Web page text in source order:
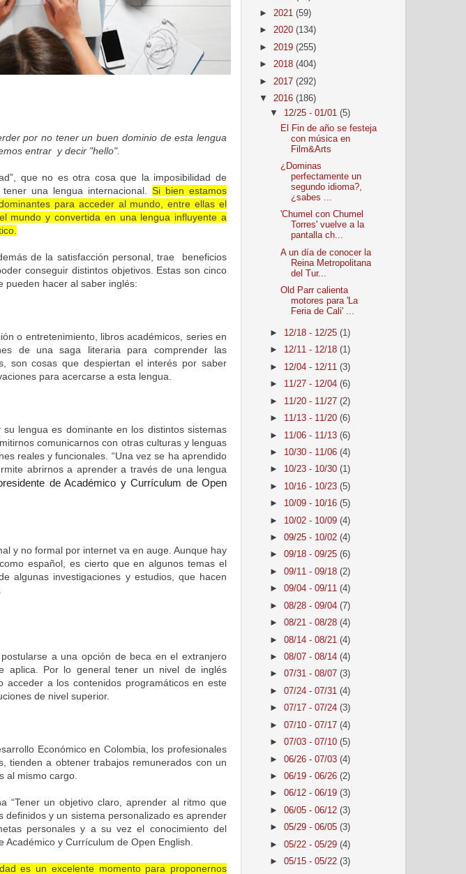
por no tener un buen dominio de esta lengua
entrar y decir "hello".
que no es otra cosa que la imposibilidad de
una lengua internacional. Si bien estamos
para acceder al mundo, entre ellas el
mundo y convertida en una lengua influyente a
de la satisfacción personal, trae beneficios
conseguir distintos objetivos. Estas son cinco
pueden hacer al saber inglés:
o entretenimiento, libros académicos, series en
de una saga literaria para comprender las
son cosas que despiertan el interés por saber
para acercarse a esta lengua.
lengua es dominante en los distintos sistemas
comunicarnos con otras culturas y lenguas
reales y funcionales. “Una vez se ha aprendido
abrirnos a aprender a través de una lengua
de Académico y Currículum de Open
y no formal por internet va en auge. Aunque hay
español, es cierto que en algunos temas el
algunas investigaciones y estudios, que hacen
a una opción de beca en el extranjero
aplica. Por lo general tener un nivel de inglés
a los contenidos programáticos en este
de nivel superior.
Económico en Colombia, los profesionales
tienden a obtener trabajos remunerados con un
al mismo cargo.
“Tener un objetivo claro, aprender al ritmo que
y un sistema personalizado es aprender
personales y a su vez el conocimiento del
Académico y Currículum de Open English.
es un excelente momento para proponernos
► 2021 (59)
► 2020 (134)
► 2019 (255)
► 2018 (404)
► 2017 (292)
▼ 2016 (186)
▼ 12/25 - 01/01(5)
El Fin de año se festeja
con música en
Film&Arts
¿Dominas
perfectamente un
segundo idioma?,
¿sabes ...
'Chumel con Chumel
Torres' vuelve a la
pantalla ch...
A un día de conocer la
Reina Metropolitana
del Tur...
Old Parr calienta
motores para 'La
Feria de Cali' ...
► 12/18 - 12/25(1)
► 12/11 - 12/18(1)
► 12/04 - 12/11(3)
► 11/27 - 12/04(6)
► 11/20 - 11/27(2)
► 11/13 - 11/20(6)
► 11/06 - 11/13(6)
► 10/30 - 11/06(4)
► 10/23 - 10/30(1)
► 10/16 - 10/23(5)
► 10/09 - 10/16(5)
► 10/02 - 10/09(4)
►09/25 - 10/02(4)
►09/18 - 09/25(6)
►09/11 - 09/18(2)
►09/04 - 09/11(4)
►08/28 - 09/04(7)
►08/21 - 08/28(4)
►08/14 - 08/21(4)
►08/07 - 08/14(4)
►07/31 - 08/07(3)
►07/24 - 07/31(4)
►07/17 - 07/24(3)
►07/10 - 07/17(4)
►07/03 - 07/10(5)
►06/26 - 07/03(4)
►06/19 - 06/26(2)
►06/12 - 06/19(3)
►06/05 - 06/12(3)
►05/29 - 06/05(3)
►05/22 - 05/29(4)
►05/15 - 05/22(3)